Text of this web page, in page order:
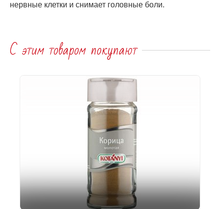
нервные клетки и снимает головные боли.
С этим товаром покупают